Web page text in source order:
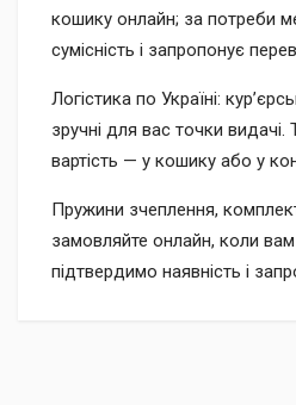
кошику онлайн; за потреби
сумісність і запропонує
Логістика по Україні:
зручні для вас точки видачі.
вартість — у кошику або у
Пружини зчеплення,
замовляйте онлайн, коли
підтвердимо наявність і